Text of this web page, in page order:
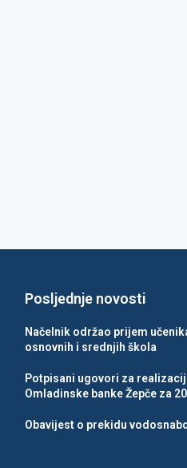
Posljednje novosti
Načelnik održao prijem
osnovnih i srednjih škola
Potpisani ugovori za
Omladinske banke Žepče za
Obavijest o prekidu